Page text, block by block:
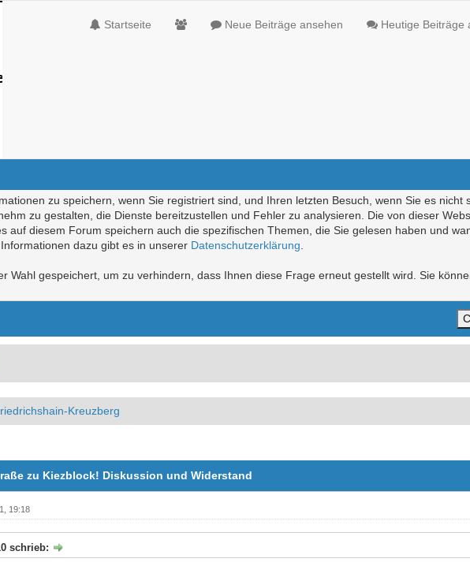
Startseite Neue Beiträge ansehen Heutige Beiträge
zu speichern, wenn Sie registriert sind, und Ihren letzten Besuch, wenn Sie es
zu gestalten, die Dienste bereitzustellen und Fehler zu analysieren. Die von dieser
auf diesem Forum speichern auch die spezifischen Themen, die Sie gelesen haben und
dazu gibt es in unserer Datenschutzerklärung
Wahl gespeichert, um zu verhindern, dass Ihnen diese Frage erneut gestellt wird. Sie
Kreuzberg
zu Kiezblock! Diskussion und Widerstand
19:18
schrieb: